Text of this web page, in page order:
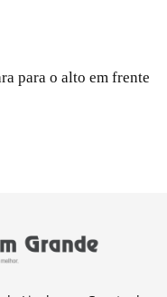
para o alto em frente